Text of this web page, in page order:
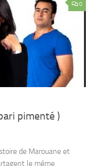
0
pimenté )
de Marouane et
le même